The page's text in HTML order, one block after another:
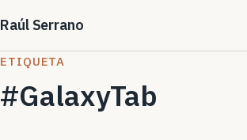
Raúl Serrano
ETIQUETA
#GalaxyTab